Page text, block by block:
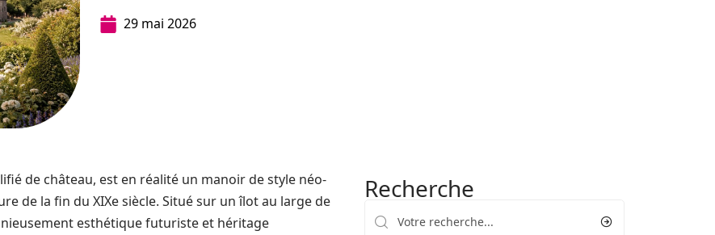
29 mai 2026
de château, est en réalité un manoir de style néo-
de la fin du XIXe siècle. Situé sur un îlot au large de
esthétique futuriste et héritage
Recherche